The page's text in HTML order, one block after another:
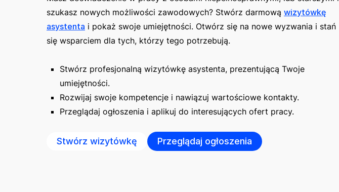
szukasz nowych możliwości zawodowych? Stwórz darmową wizytówkę
asystenta i pokaż swoje umiejętności. Otwórz się na nowe wyzwania i stań
się wsparciem dla tych, którzy tego potrzebują.
Stwórz profesjonalną wizytówkę asystenta, prezentującą Twoje
umiejętności.
Rozwijaj swoje kompetencje i nawiązuj wartościowe kontakty.
Przeglądaj ogłoszenia i aplikuj do interesujących ofert pracy.
Stwórz wizytówkę Przeglądaj ogłoszenia